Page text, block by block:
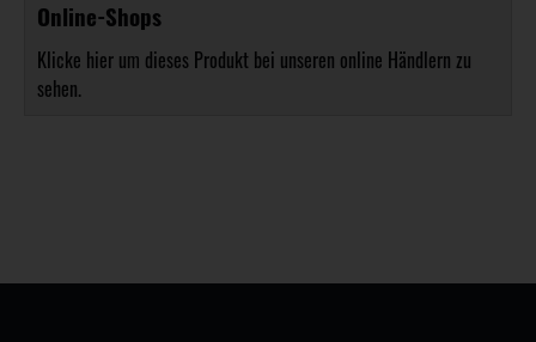
Online-Shops
Klicke hier um dieses Produkt bei unseren online Händlern zu
sehen.